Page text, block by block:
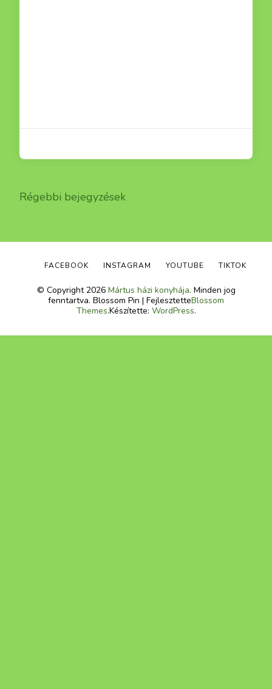
Bejegyzés
Régebbi bejegyzések
© Copyright 2026 Mártus házi konyhája. Minden jog
fenntartva. Blossom Pin | FejlesztetteBlossom
Themes.Készítette: WordPress.
FACEBOOK INSTAGRAM YOUTUBE TIKTOK